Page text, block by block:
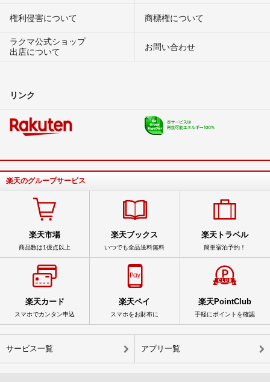
権利侵害について
商標権について
ラクマ公式ショップ
出店について
お問い合わせ
リンク
楽天のグループサービス
楽天市場
商品数は1億点以上
楽天ブックス
いつでも全品送料無料
楽天トラベル
簡単宿泊予約！
楽天カード
スマホでカンタン申込
楽天ペイ
スマホをお財布に
楽天PointClub
手軽にポイントを確認
サービス一覧 アプリ一覧